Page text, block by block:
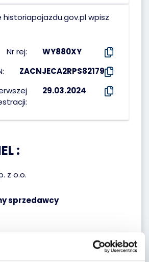
historiapojazdu.gov.pl wpisz
Nr rej:
WY880XY
ZACNJECA2RPS82179
29.03.2024
:
z o.o.
sprzedawcy